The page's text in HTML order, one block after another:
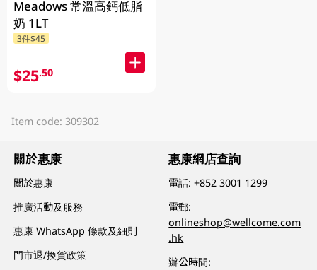
Meadows 常溫高鈣低脂
奶 1LT
3件$45
$25.50
Item code: 309302
關於惠康
關於惠康
推廣活動及服務
惠康 WhatsApp 條款及細則
門市退/換貨政策
惠康網店查詢
電話:+852 3001 1299
電郵:
onlineshop@wellcome.com
.hk
辦公時間: